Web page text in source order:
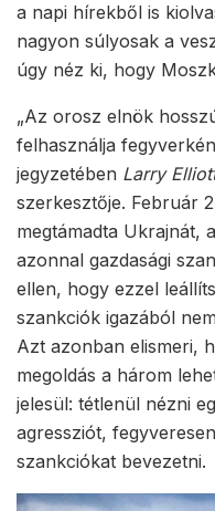
a napi hírekből is
nagyon súlyosak a
úgy néz ki, hogy
„Az orosz elnök
felhasználja
jegyzetében Larry
szerkesztője. Február
megtámadta Ukrajnát,
azonnal gazdasági
ellen, hogy ezzel
szankciók igazából
Azt azonban elismeri,
megoldás a három
jelesül: tétlenül nézni
agressziót,
szankciókat bevezetni.